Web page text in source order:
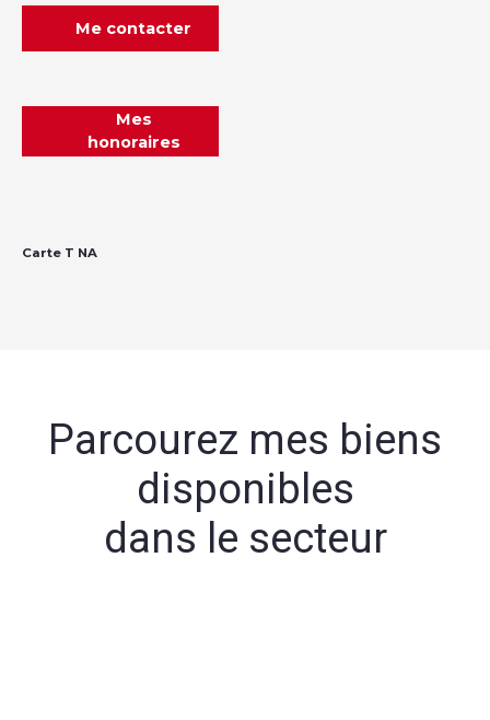
Me contacter
Mes
honoraires
Carte T NA
Parcourez mes biens
disponibles
dans le secteur